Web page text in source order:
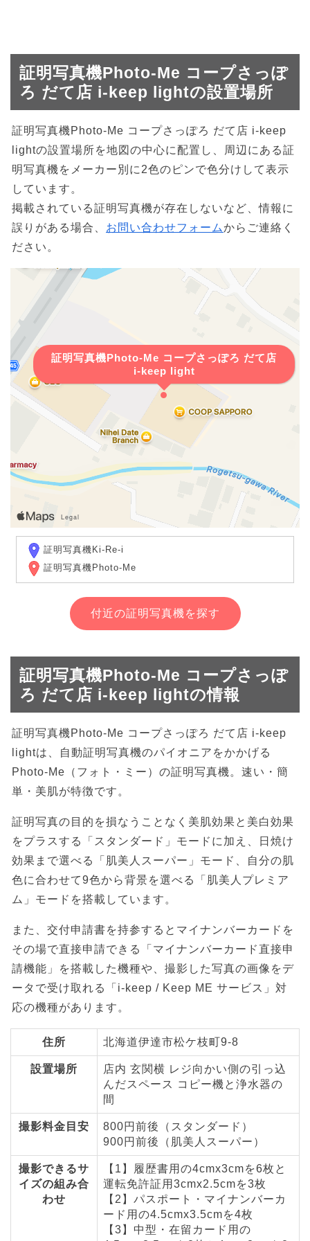
証明写真機Photo-Me コープさっぽ
ろ だて店 i-keep lightの設置場所
証明写真機Photo-Me コープさっぽろ だて店 i-keep
lightの設置場所を地図の中心に配置し、周辺にある証
明写真機をメーカー別に2色のピンで色分けして表示
しています。
掲載されている証明写真機が存在しないなど、情報に
誤りがある場合、 お問い合わせフォームからご連絡く
ださい。
証明写真機Photo-Me コープさっぽろ だて店
i-keep light
証明写真機Ki-Re-i
証明写真機Photo-Me
付近の証明写真機を探す
証明写真機Photo-Me コープさっぽ
ろ だて店 i-keep lightの情報
証明写真機Photo-Me コープさっぽろ だて店 i-keep
lightは、自動証明写真機のパイオニアをかかげる
Photo-Me（フォト・ミー）の証明写真機。速い・簡
単・美肌が特徴です。
証明写真の目的を損なうことなく美肌効果と美白効果
をプラスする「スタンダード」モードに加え、日焼け
効果まで選べる「肌美人スーパー」モード、自分の肌
色に合わせて9色から背景を選べる「肌美人プレミア
ム」モードを搭載しています。
また、交付申請書を持参するとマイナンバーカードを
その場で直接申請できる「マイナンバーカード直接申
請機能」を搭載した機種や、撮影した写真の画像をデ
ータで受け取れる「i-keep / Keep ME サービス」対
応の機種があります。
住所 北海道伊達市松ケ枝町9-8
設置場所
店内 玄関横 レジ向かい側の引っ込
んだスペース コピー機と浄水器の
間
撮影料金目安
800円前後（スタンダード）
900円前後（肌美人スーパー）
撮影できるサ
イズの組み合
わせ
【1】履歴書用の4cmx3cmを6枚と
運転免許証用3cmx2.5cmを3枚
【2】パスポート・マイナンバーカ
ード用の4.5cmx3.5cmを4枚
【3】中型・在留カード用の